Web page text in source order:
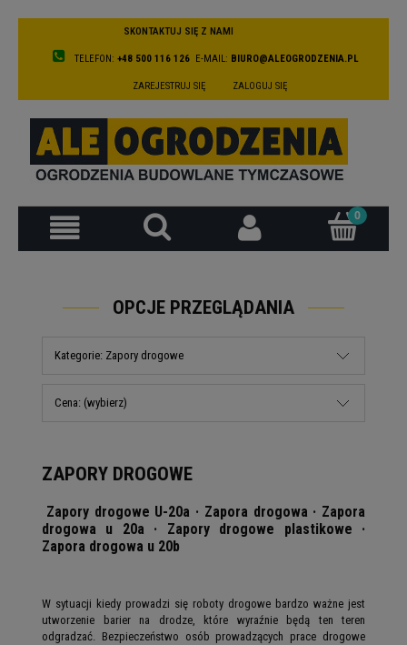
SKONTAKTUJ SIĘ Z NAMI
TELEFON: +48 500 116 126 E-MAIL: BIURO@ALEOGRODZENIA.PL
ZAREJESTRUJ SIĘ ZALOGUJ SIĘ
OPCJE PRZEGLĄDANIA
Kategorie: Zapory drogowe
Cena: (wybierz)
ZAPORY DROGOWE
Zapory drogowe U-20a · Zapora drogowa · Zapora
drogowa u 20a · Zapory drogowe plastikowe ·
Zapora drogowa u 20b
W sytuacji kiedy prowadzi się roboty drogowe bardzo ważne jest
utworzenie barier na drodze, które wyraźnie będą ten teren
odgradzać. Bezpieczeństwo osób prowadzących prace drogowe